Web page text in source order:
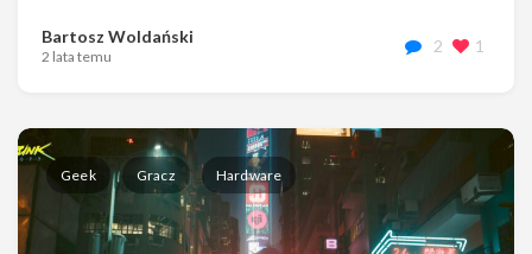
Bartosz Woldański
2 lata temu
2 1
Geek Gracz Hardware